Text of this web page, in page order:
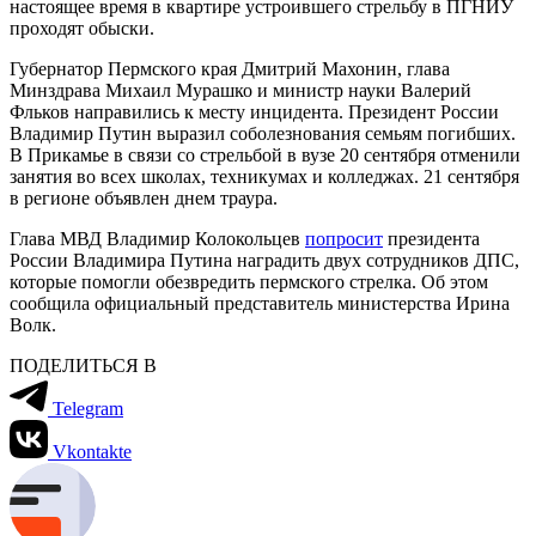
настоящее время в квартире устроившего стрельбу в ПГНИУ
проходят обыски.
Губернатор Пермского края Дмитрий Махонин, глава
Минздрава Михаил Мурашко и министр науки Валерий
Фльков направились к месту инцидента. Президент России
Владимир Путин выразил соболезнования семьям погибших.
В Прикамье в связи со стрельбой в вузе 20 сентября отменили
занятия во всех школах, техникумах и колледжах. 21 сентября
в регионе объявлен днем траура.
Глава МВД Владимир Колокольцев попросит президента
России Владимира Путина наградить двух сотрудников ДПС,
которые помогли обезвредить пермского стрелка. Об этом
сообщила официальный представитель министерства Ирина
Волк.
ПОДЕЛИТЬСЯ В
Telegram
Vkontakte